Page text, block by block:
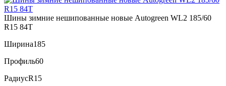
Шины зимние нешипованные новые Autogreen WL2 185/60
R15 84T
Ширина185
Профиль60
РадиусR15